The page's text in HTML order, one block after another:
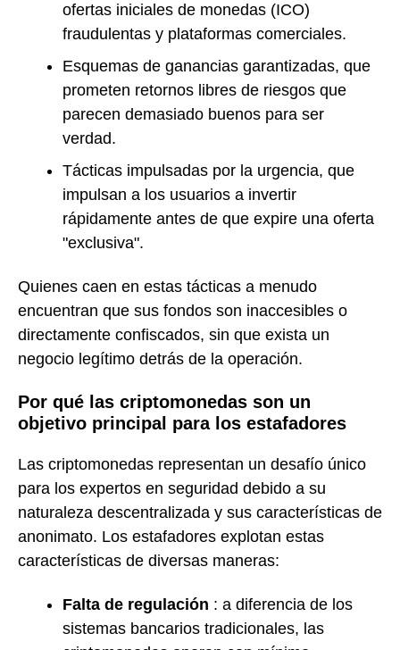
ofertas iniciales de monedas (ICO)
fraudulentas y plataformas comerciales.
Esquemas de ganancias garantizadas, que
prometen retornos libres de riesgos que
parecen demasiado buenos para ser
verdad.
Tácticas impulsadas por la urgencia, que
impulsan a los usuarios a invertir
rápidamente antes de que expire una oferta
"exclusiva".
Quienes caen en estas tácticas a menudo
encuentran que sus fondos son inaccesibles o
directamente confiscados, sin que exista un
negocio legítimo detrás de la operación.
Por qué las criptomonedas son un
objetivo principal para los estafadores
Las criptomonedas representan un desafío único
para los expertos en seguridad debido a su
naturaleza descentralizada y sus características de
anonimato. Los estafadores explotan estas
características de diversas maneras:
Falta de regulación : a diferencia de los
sistemas bancarios tradicionales, las